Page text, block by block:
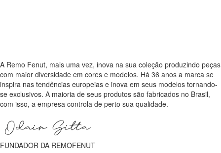
A Remo Fenut, mais uma vez, inova na sua coleção produzindo peças
com maior diversidade em cores e modelos. Há 36 anos a marca se
inspira nas tendências europeias e inova em seus modelos tornando-
se exclusivos. A maioria de seus produtos são fabricados no Brasil,
com isso, a empresa controla de perto sua qualidade.
FUNDADOR DA REMOFENUT